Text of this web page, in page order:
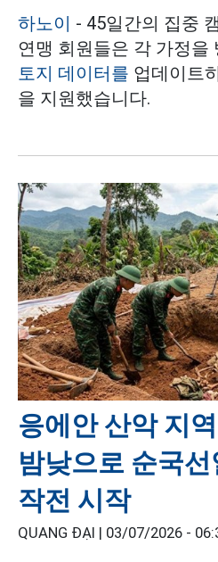
하노이 - 45일간의 집중
연맹 회원들은 각 가정을
토지 데이터를 업데이트
을 지원했습니다.
응에안 산악 지
밤낮으로 순국
작전 시작
QUANG ĐẠI | 03/07/2026 -